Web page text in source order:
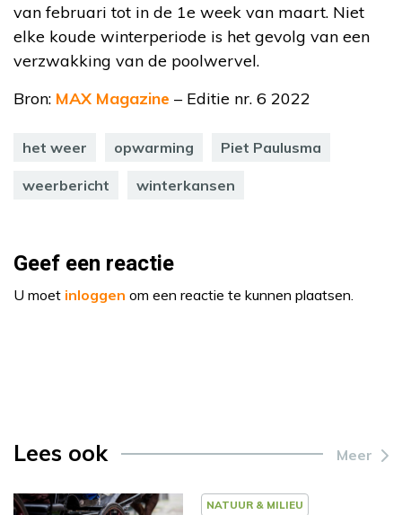
van februari tot in de 1e week van maart. Niet
elke koude winterperiode is het gevolg van een
verzwakking van de poolwervel.
Bron: MAX Magazine – Editie nr. 6 2022
het weer opwarming Piet Paulusma
weerbericht winterkansen
Geef een reactie
U moet inloggen om een reactie te kunnen plaatsen.
Lees ook Meer
NATUUR & MILIEU